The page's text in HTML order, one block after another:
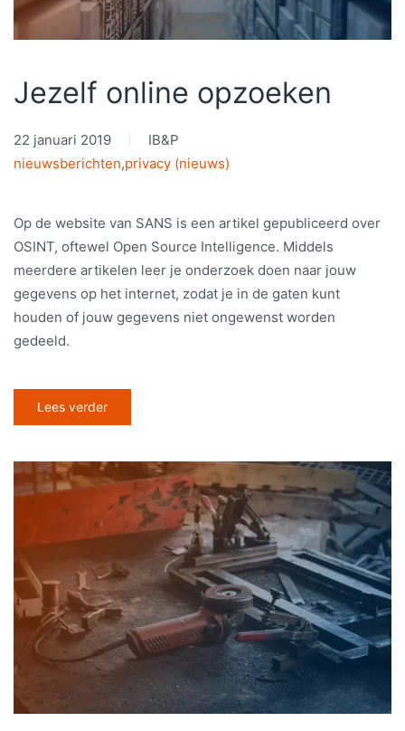
Jezelf online opzoeken
22 januari 2019
IB&P
nieuwsberichten,privacy (nieuws)
Op de website van SANS is een artikel gepubliceerd over
OSINT, oftewel Open Source Intelligence. Middels
meerdere artikelen leer je onderzoek doen naar jouw
gegevens op het internet, zodat je in de gaten kunt
houden of jouw gegevens niet ongewenst worden
gedeeld.
Lees verder